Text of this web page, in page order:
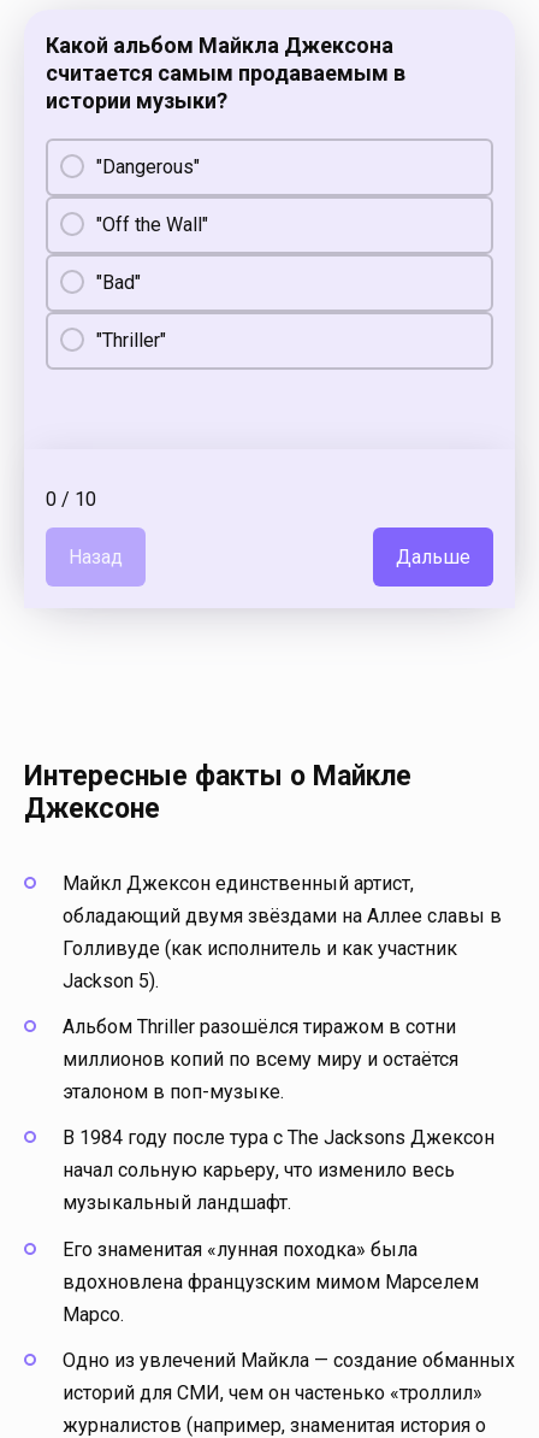
Какой альбом Майкла Джексона
считается самым продаваемым в
истории музыки?
"Dangerous"
"Off the Wall"
"Bad"
"Thriller"
0/ 10
Назад Дальше
Интересные факты о Майкле
Джексоне
Майкл Джексон единственный артист,
обладающий двумя звёздами на Аллее славы в
Голливуде (как исполнитель и как участник
Jackson 5).
Альбом Thriller разошёлся тиражом в сотни
миллионов копий по всему миру и остаётся
эталоном в поп-музыке.
В 1984 году после тура с The Jacksons Джексон
начал сольную карьеру, что изменило весь
музыкальный ландшафт.
Его знаменитая «лунная походка» была
вдохновлена французским мимом Марселем
Марсо.
Одно из увлечений Майкла — создание обманных
историй для СМИ, чем он частенько «троллил»
журналистов (например, знаменитая история о